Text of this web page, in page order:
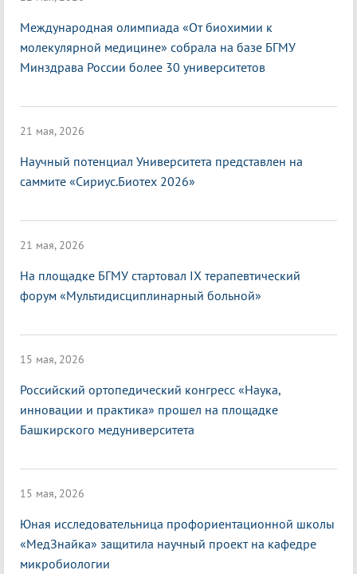
Международная олимпиада «От биохимии к
молекулярной медицине» собрала на базе БГМУ
Минздрава России более 30 университетов
21 мая, 2026
Научный потенциал Университета представлен на
саммите «Сириус.Биотех 2026»
21 мая, 2026
На площадке БГМУ стартовал IX терапевтический
форум «Мультидисциплинарный больной»
15 мая, 2026
Российский ортопедический конгресс «Наука,
инновации и практика» прошел на площадке
Башкирского медуниверситета
15 мая, 2026
Юная исследовательница профориентационной школы
«МедЗнайка» защитила научный проект на кафедре
микробиологии